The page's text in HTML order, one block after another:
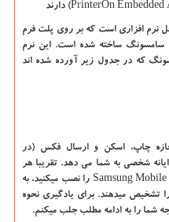
PrinterOn Embedded) دارند
نرم افزاری است که بر روی پلت فرم
سامسونگ ساخته شده است. این نرم
که در جدول زیر آورده شده اند
چاپ، اسکن و ارسال فکس (در
شخصی به شما می دهد. تقریبا هر
Samsung را نصب میکنید، به
تشخیص میدهند. برای یادگیری نحوه
شما را به ادامه مطلب جلب میکنم.